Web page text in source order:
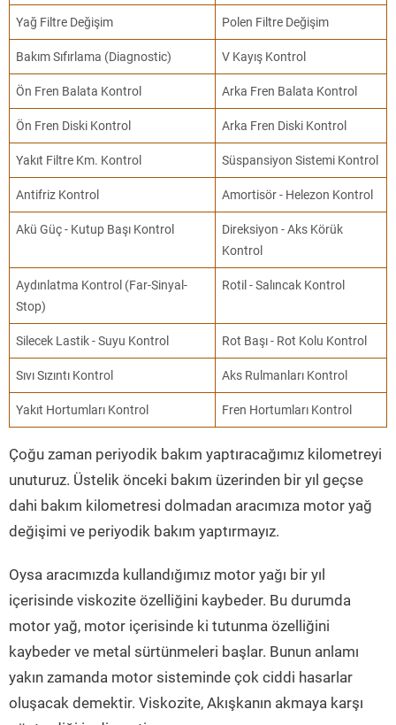
Yağ Filtre Değişim Polen Filtre Değişim
Bakım Sıfırlama (Diagnostic) V Kayış Kontrol
Ön Fren Balata Kontrol Arka Fren Balata Kontrol
Ön Fren Diski Kontrol Arka Fren Diski Kontrol
Yakıt Filtre Km. Kontrol Süspansiyon Sistemi Kontrol
Antifriz Kontrol Amortisör - Helezon Kontrol
Akü Güç - Kutup Başı Kontrol
Direksiyon - Aks Körük
Kontrol
Aydınlatma Kontrol (Far-Sinyal-
Stop)
Rotil - Salıncak Kontrol
Silecek Lastik - Suyu Kontrol Rot Başı - Rot Kolu Kontrol
Sıvı Sızıntı Kontrol Aks Rulmanları Kontrol
Yakıt Hortumları Kontrol Fren Hortumları Kontrol
Çoğu zaman periyodik bakım yaptıracağımız kilometreyi
unuturuz. Üstelik önceki bakım üzerinden bir yıl geçse
dahi bakım kilometresi dolmadan aracımıza motor yağ
değişimi ve periyodik bakım yaptırmayız.
Oysa aracımızda kullandığımız motor yağı bir yıl
içerisinde viskozite özelliğini kaybeder. Bu durumda
motor yağ, motor içerisinde ki tutunma özelliğini
kaybeder ve metal sürtünmeleri başlar. Bunun anlamı
yakın zamanda motor sisteminde çok ciddi hasarlar
oluşacak demektir. Viskozite, Akışkanın akmaya karşı